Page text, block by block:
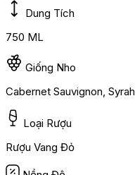
Dung Tích
750 ML
Giống Nho
Cabernet Sauvignon, Syrah
Loại Rượu
Rượu Vang Đỏ